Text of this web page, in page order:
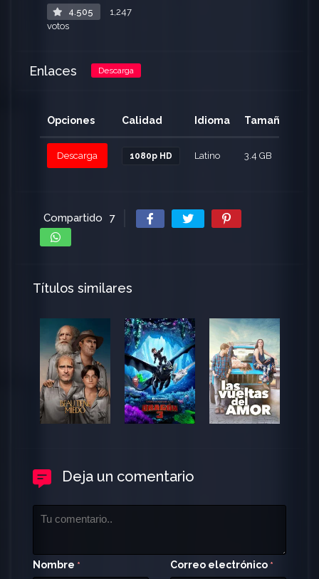
4.505
1,247
votos
Enlaces Descarga
Opciones Calidad Idioma Tamaño
Descarga 1080p HD Latino 3.4 GB
Compartido 7
Títulos similares
Deja un comentario
Nombre * Correo electrónico *